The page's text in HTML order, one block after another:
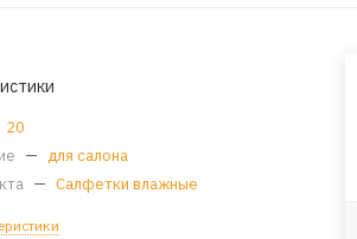
20
— для салона
— Салфетки влажные